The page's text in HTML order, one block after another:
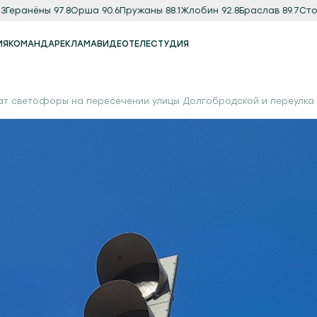
97.8Орша 90.6 Пружаны 88.1Жлобин 92.8 Браслав 89.7Столин
КОМАНДАРЕКЛАМАВИДЕОТЕЛЕСТУДИЯ
светофоры на пересечении улицы Долгобродской и переулка